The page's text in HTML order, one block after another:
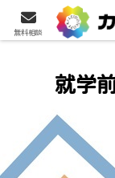
就学
無料相談